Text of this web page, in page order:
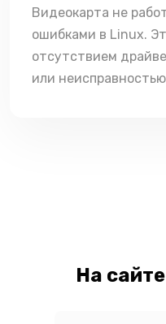
Видеокарта не
ошибками в Linux.
отсутствием
или неисправностью
На